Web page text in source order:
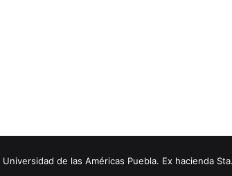
de las Américas Puebla. Ex hacienda